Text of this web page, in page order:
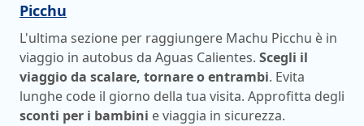
Picchu
L'ultima sezione per raggiungere Machu Picchu è in
viaggio in autobus da Aguas Calientes. Scegli il
viaggio da scalare, tornare o entrambi. Evita
lunghe code il giorno della tua visita. Approfitta degli
sconti per i bambini e viaggia in sicurezza.